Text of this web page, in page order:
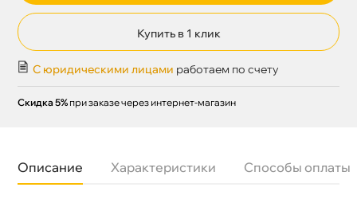
Купить в 1 клик
С юридическими лицами работаем по счету
Скидка 5% при заказе через интернет-магазин
Описание Характеристики Способы оплаты